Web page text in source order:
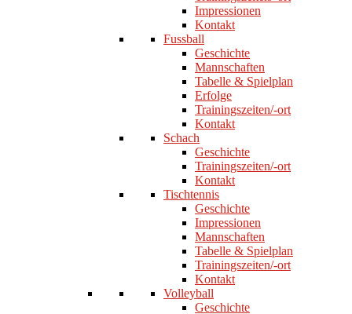
Impressionen
Kontakt
Fussball
Geschichte
Mannschaften
Tabelle & Spielplan
Erfolge
Trainingszeiten/-ort
Kontakt
Schach
Geschichte
Trainingszeiten/-ort
Kontakt
Tischtennis
Geschichte
Impressionen
Mannschaften
Tabelle & Spielplan
Trainingszeiten/-ort
Kontakt
Volleyball
Geschichte